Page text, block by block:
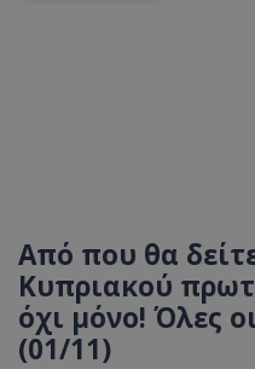
Από που θα
Κυπριακού
όχι μόνο! Όλες
(01/11)